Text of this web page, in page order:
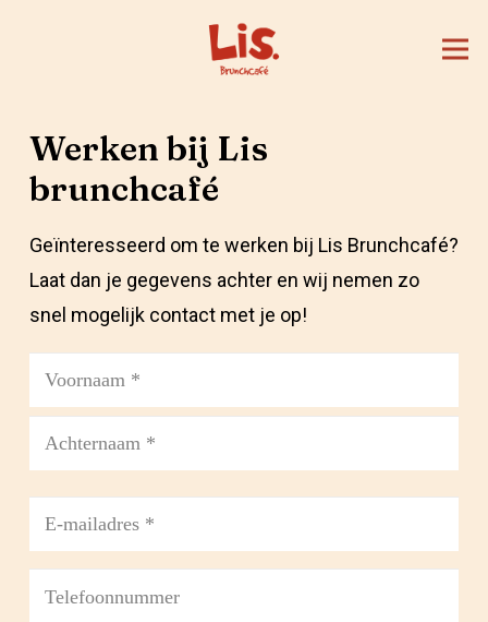
Werken bij Lis
brunchcafé
Geïnteresseerd om te werken bij Lis Brunchcafé?
Laat dan je gegevens achter en wij nemen zo
snel mogelijk contact met je op!
*